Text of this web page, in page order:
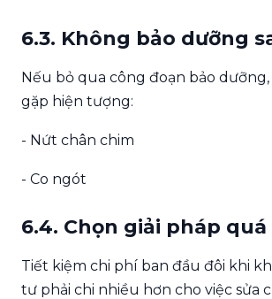
6.3. Không bảo dưỡng
Nếu bỏ qua công đoạn bảo
gặp hiện tượng:
- Nứt chân chim
- Co ngót
6.4. Chọn giải pháp quá
Tiết kiệm chi phí ban đầu đôi khi
tư phải chi nhiều hơn cho việc sửa